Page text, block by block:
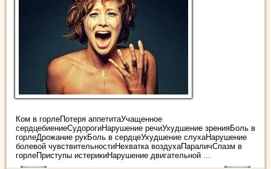
Ком в горлеПотеря аппетитаУчащенное
сердцебиениеСудорогиНарушение речиУхудшение зренияБоль в
горлеДрожание рукБоль в сердцеУхудшение слухаНарушение
болевой чувствительностиНехватка воздухаПараличСпазм в
горлеПриступы истерикиНарушение двигательной ...